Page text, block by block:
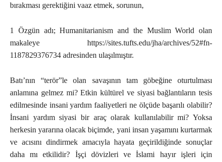
bırakması gerektiğini vaaz etmek, sorunun,
1 Özgün adı; Humanitarianism and the Muslim World olan
makaleye https://sites.tufts.edu/jha/archives/52#fn-
1187829376734 adresinden ulaşılmıştır.
Batı’nın “terör”le olan savaşının tam göbeğine oturtulması
anlamına gelmez mi? Etkin kültürel ve siyasi bağlantıların tesis
edilmesinde insani yardım faaliyetleri ne ölçüde başarılı olabilir?
İnsani yardım siyasi bir araç olarak kullanılabilir mi? Yoksa
herkesin yararına olacak biçimde, yani insan yaşamını kurtarmak
ve acısını dindirmek amacıyla hayata geçirildiğinde sonuçlar
daha mı etkilidir? İşçi dövizleri ve İslami hayır işleri için